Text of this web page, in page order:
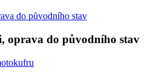
oprava do původního stav